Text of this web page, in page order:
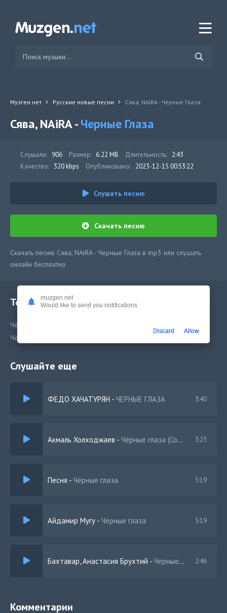
Музген.нет Русские новые песни Сява, NAiRA - Черные Глаза
Сява, NAiRA -Черные Глаза
Слушали: 906 Размер: 6.22 MB Длительность: 2:43
Качество: 320 kbps Опубликовано: 2023-12-15 00:53:22
Слушать песню
Скачать песню
Скачать песню Сява, NAiRA - Черные Глаза в mp3 или слушать
онлайн бесплатно
Текст песни
Чёрные Глаза
Чёрные Глаза
Слушайте еще
ФЕДО ХАЧАТУРЯН - ЧЕРНЫЕ ГЛАЗА 3:40
Акмаль Холходжаев - Чёрные глаза (Cover) 3:23
Песня - Чёрные глаза 5:19
Айдамир Мугу - Чёрные глаза 5:19
Бахтавар, Анастасия Брухтий - Чёрные глаза 2:46
Комментарии
muzgen.net
Would like to send you notifications
Discard Allow